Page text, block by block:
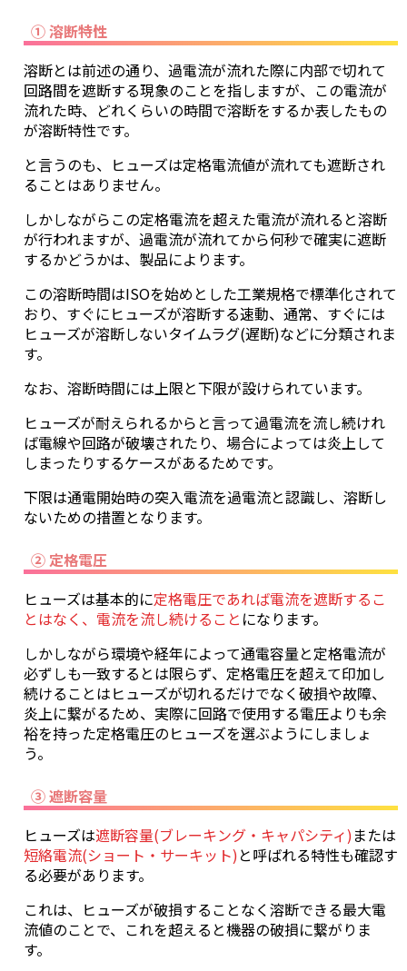
① 溶断特性
溶断とは前述の通り、過電流が流れた際に内部で切れて
回路間を遮断する現象のことを指しますが、この電流が
流れた時、どれくらいの時間で溶断をするか表したもの
が溶断特性です。
と言うのも、ヒューズは定格電流値が流れても遮断され
ることはありません。
しかしながらこの定格電流を超えた電流が流れると溶断
が行われますが、過電流が流れてから何秒で確実に遮断
するかどうかは、製品によります。
この溶断時間はISOを始めとした工業規格で標準化されて
おり、すぐにヒューズが溶断する速動、通常、すぐには
ヒューズが溶断しないタイムラグ(遅断)などに分類されま
す。
なお、溶断時間には上限と下限が設けられています。
ヒューズが耐えられるからと言って過電流を流し続けれ
ば電線や回路が破壊されたり、場合によっては炎上して
しまったりするケースがあるためです。
下限は通電開始時の突入電流を過電流と認識し、溶断し
ないための措置となります。
② 定格電圧
ヒューズは基本的に定格電圧であれば電流を遮断するこ
とはなく、電流を流し続けること になります。
しかしながら環境や経年によって通電容量と定格電流が
必ずしも一致するとは限らず、定格電圧を超えて印加し
続けることはヒューズが切れるだけでなく破損や故障、
炎上に繋がるため、実際に回路で使用する電圧よりも余
裕を持った定格電圧のヒューズを選ぶようにしましょ
う。
③ 遮断容量
ヒューズは遮断容量(ブレーキング・キャパシティ)または
短絡電流(ショート・サーキット)と呼ばれる特性も確認す
る必要があります。
これは、ヒューズが破損することなく溶断できる最大電
流値のことで、これを超えると機器の破損に繋がりま
す。